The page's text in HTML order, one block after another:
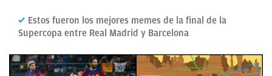
CANTERA
FICHAJES
Estos fueron los mejores memes de la final de la
Supercopa entre Real Madrid y Barcelona